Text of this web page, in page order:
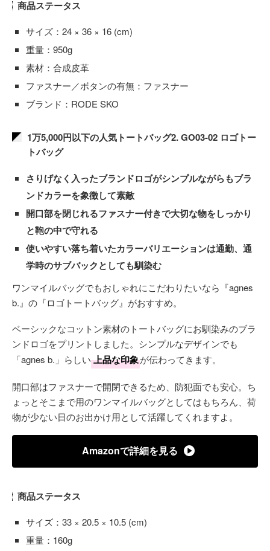
商品ステータス
サイズ：24 × 36 × 16 (cm)
重量：950g
素材：合成皮革
ファスナー／ボタンの有無：ファスナー
ブランド：RODE SKO
1万5,000円以下の人気トートバッグ2. GO03-02 ロゴトー
トバッグ
さりげなく入ったブランドロゴがシンプルながらもブラ
ンドカラーを象徴して素敵
開口部を閉じれるファスナー付きで大切な物をしっかり
と鞄の中で守れる
使いやすい落ち着いたカラーバリエーションは通勤、通
学時のサブバックとしても馴染む
ワンマイルバッグでもおしゃれにこだわりたいなら『agnes
b.』の『ロゴトートバッグ』がおすすめ。
ベーシックなコットン素材のトートバッグにお馴染みのブラ
ンドロゴをプリントしました。シンプルなデザインでも
「agnes b.」らしい 上品な印象が伝わってきます。
開口部はファスナーで開閉できるため、防犯面でも安心。ち
ょっとそこまで用のワンマイルバッグとしてはもちろん、荷
物が少ない日のお出かけ用として活躍してくれますよ。
Amazonで詳細を見る
商品ステータス
サイズ：33 × 20.5 × 10.5 (cm)
重量：160g